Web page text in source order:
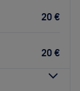
20 €
20 €